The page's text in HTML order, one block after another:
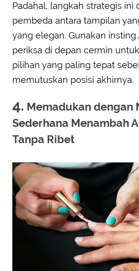
Padahal, langkah strategis ini
pembeda antara tampilan
yang elegan. Gunakan insting
periksa di depan cermin
pilihan yang paling tepat
memutuskan posisi akhirnya.
4. Memadukan dengan
Sederhana Menambah
Tanpa Ribet